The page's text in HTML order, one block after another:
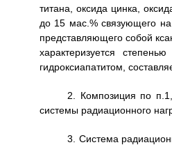
титана, оксида цинка,
до 15 мас.% связующего
представляющего собой
характеризуется
гидроксиапатитом,
2. Композиция по
системы радиационного
3. Система